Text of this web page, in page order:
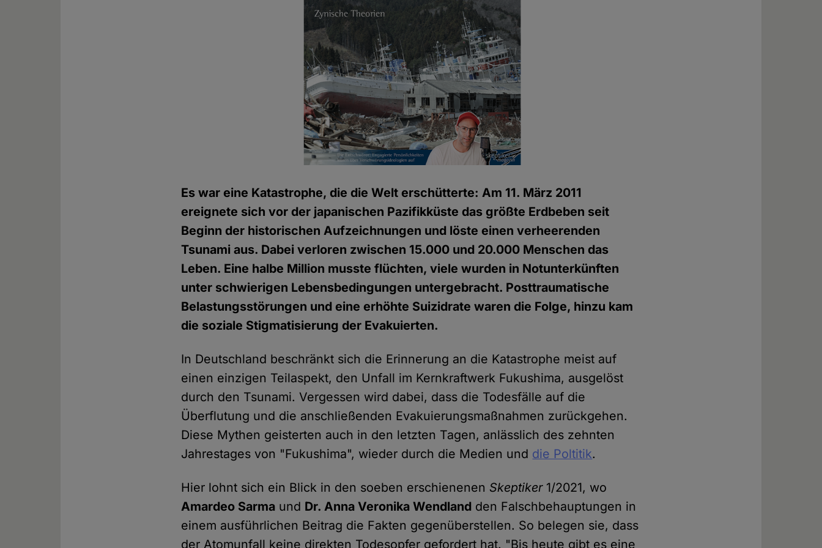
Es war eine Katastrophe, die die Welt erschütterte: Am 11. März 2011
ereignete sich vor der japanischen Pazifikküste das größte Erdbeben seit
Beginn der historischen Aufzeichnungen und löste einen verheerenden
Tsunami aus. Dabei verloren zwischen 15.000 und 20.000 Menschen das
Leben. Eine halbe Million musste flüchten, viele wurden in Notunterkünften
unter schwierigen Lebensbedingungen untergebracht. Posttraumatische
Belastungsstörungen und eine erhöhte Suizidrate waren die Folge, hinzu kam
die soziale Stigmatisierung der Evakuierten.
In Deutschland beschränkt sich die Erinnerung an die Katastrophe meist auf
einen einzigen Teilaspekt, den Unfall im Kernkraftwerk Fukushima, ausgelöst
durch den Tsunami. Vergessen wird dabei, dass die Todesfälle auf die
Überflutung und die anschließenden Evakuierungsmaßnahmen zurückgehen.
Diese Mythen geisterten auch in den letzten Tagen, anlässlich des zehnten
Jahrestages von "Fukushima", wieder durch die Medien und die Poltitik.
Hier lohnt sich ein Blick in den soeben erschienenen Skeptiker 1/2021, wo
Amardeo Sarma und Dr. Anna Veronika Wendland den Falschbehauptungen in
einem ausführlichen Beitrag die Fakten gegenüberstellen. So belegen sie, dass
der Atomunfall keine direkten Todesopfer gefordert hat. "Bis heute gibt es eine